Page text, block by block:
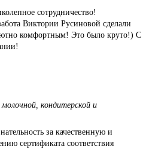
сотрудничество!
Виктории Русиновой сделали
комфортным! Это было круто!) С
кондитерской и
за качественную и
сертификата соответствия